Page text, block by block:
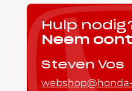
Webshop
Contact
Hulp
Neem
Steven Vos